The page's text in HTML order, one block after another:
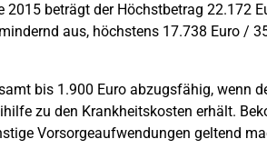
beträgt der Höchstbetrag 22.172
aus, höchstens 17.738 Euro /
bis 1.900 Euro abzugsfähig, wenn
zu den Krankheitskosten erhält.
Vorsorgeaufwendungen geltend